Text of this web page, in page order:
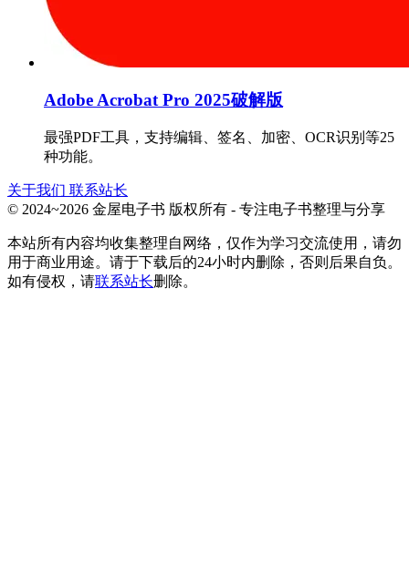
Adobe Acrobat Pro 2025破解版
最强PDF工具，支持编辑、签名、加密、OCR识别等25
种功能。
关于我们 联系站长
© 2024~2026 金屋电子书 版权所有 - 专注电子书整理与分享
本站所有内容均收集整理自网络，仅作为学习交流使用，请勿
用于商业用途。请于下载后的24小时内删除，否则后果自负。
如有侵权，请联系站长删除。